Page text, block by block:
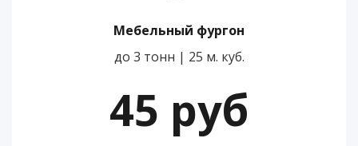
Мебельный фургон
до 3 тонн | 25 м. куб.
45 руб